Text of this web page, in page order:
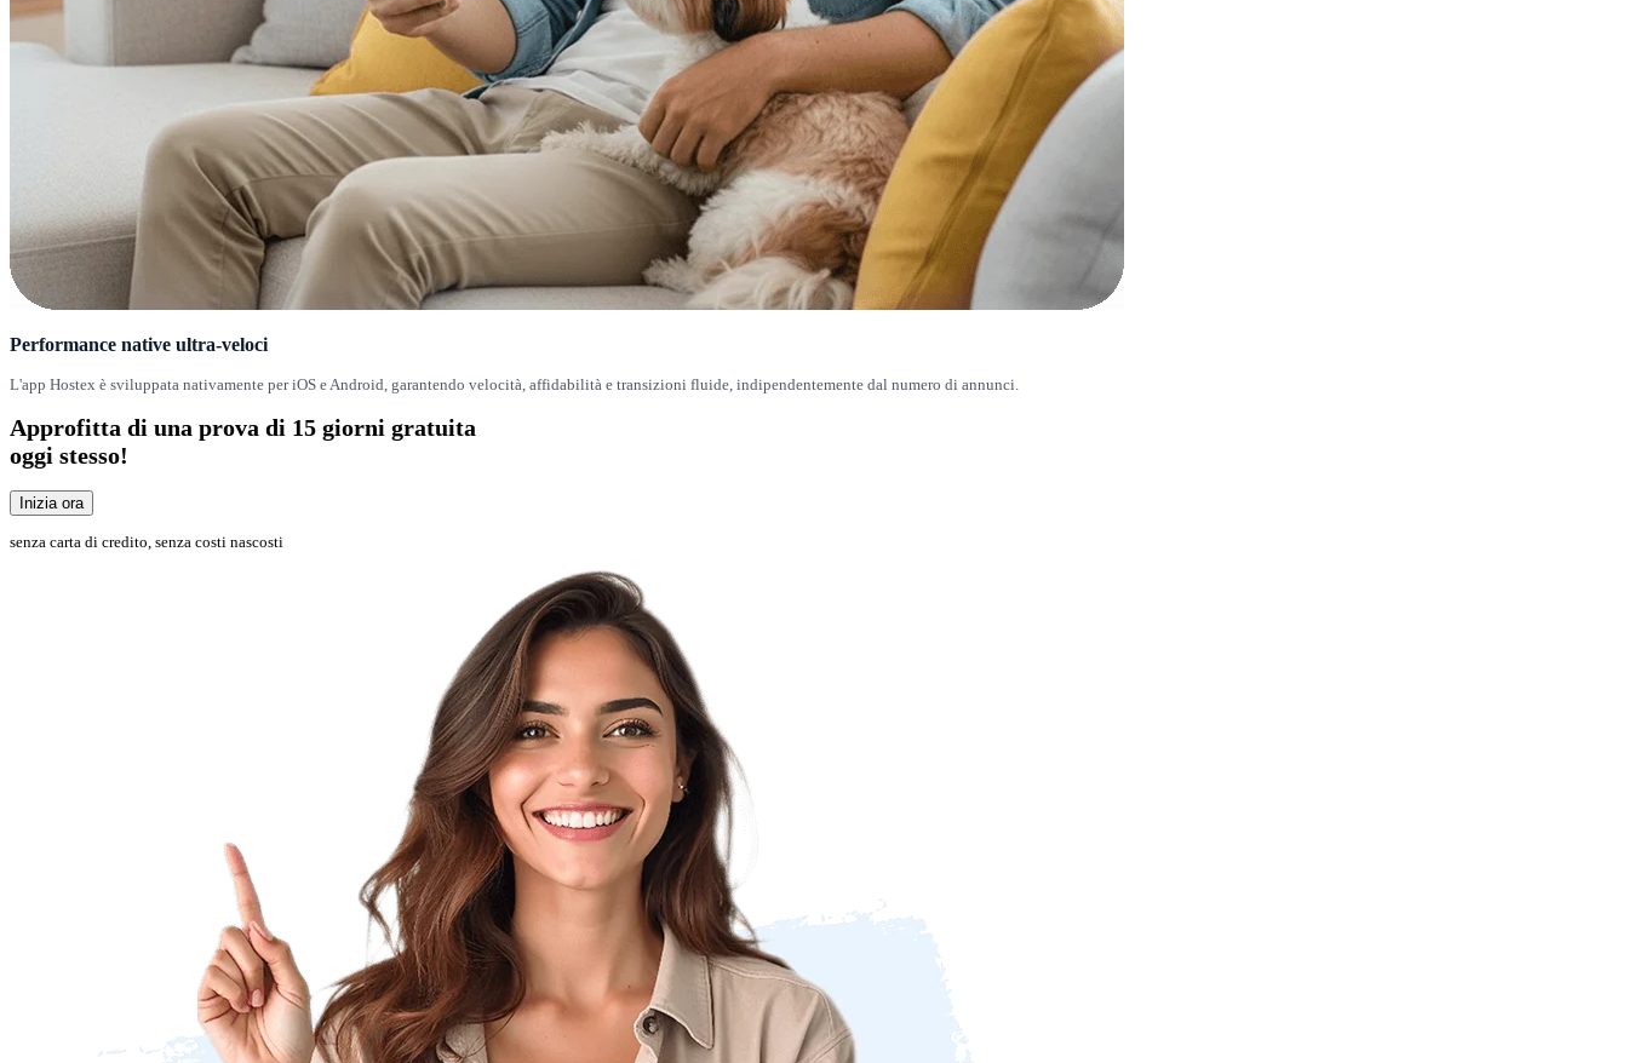
Performance native ultra-veloci
L'app Hostex è sviluppata nativamente per iOS e Android, garantendo velocità, affidabilità e transizioni fluide, indipendentemente dal numero di annunci.
Approfitta di una prova di 15 giorni gratuita
oggi stesso!
Inizia ora
senza carta di credito, senza costi nascosti